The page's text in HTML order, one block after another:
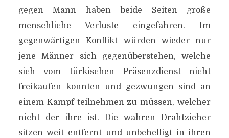
gegen Mann haben beide Seiten große
menschliche Verluste eingefahren. Im
gegenwärtigen Konflikt würden wieder nur
jene Männer sich gegenüberstehen, welche
sich vom türkischen Präsenzdienst nicht
freikaufen konnten und gezwungen sind an
einem Kampf teilnehmen zu müssen, welcher
nicht der ihre ist. Die wahren Drahtzieher
sitzen weit entfernt und unbehelligt in ihren